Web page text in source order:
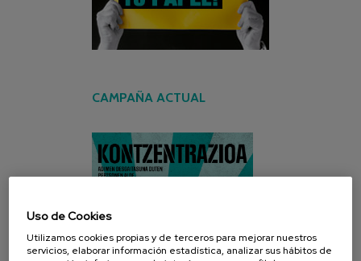
CAMPAÑA ACTUAL
Uso de Cookies
Utilizamos cookies propias y de terceros para mejorar nuestros
servicios, elaborar información estadística, analizar sus hábitos de